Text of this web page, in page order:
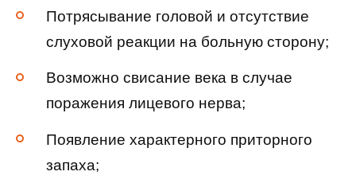
Потрясывание головой и отсутствие
слуховой реакции на больную сторону;
Возможно свисание века в случае
поражения лицевого нерва;
Появление характерного приторного
запаха;